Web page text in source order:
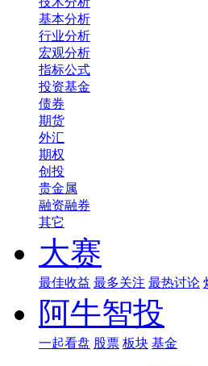
基本分析
行业分析
宏观分析
指标公式
投资基金
债券
期货
外汇
期权
创投
贵金属
融资融券
其它
大赛
最佳收益 最多关注 最热讨论
阿牛智投
一起看盘 股票 板块 基金